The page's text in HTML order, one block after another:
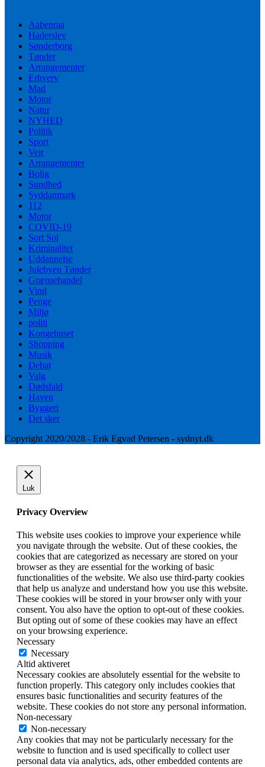
Aabenraa
Haderslev
Sønderborg
Tønder
Arrangementer
Erhverv
Mad
Motor
Natur
NYHED
Politik
Sport
Vejr
Arrangementer
Bolig
Sundhed
Syddanmark
112
Motor
COVID-19
Sort Sol
Kriminalitet
Uddannelse
Julebyen Tønder
Grænsehandel
Vind
Penge
Miljø
politi
Kongehuset
Shopping
Musik
Debat
Valg
Dødsfald
Haven
Byggeri
Det sker
Copyright 2020/2028 - Erik Egvad Petersen - sydnyt.dk
Luk
Privacy Overview
This website uses cookies to improve your experience while
you navigate through the website. Out of these cookies, the
cookies that are categorized as necessary are stored on your
browser as they are essential for the working of basic
functionalities of the website. We also use third-party cookies
that help us analyze and understand how you use this website.
These cookies will be stored in your browser only with your
consent. You also have the option to opt-out of these cookies.
But opting out of some of these cookies may have an effect
on your browsing experience.
Necessary
Necessary
Altid aktiveret
Necessary cookies are absolutely essential for the website to
function properly. This category only includes cookies that
ensures basic functionalities and security features of the
website. These cookies do not store any personal information.
Non-necessary
Non-necessary
Any cookies that may not be particularly necessary for the
website to function and is used specifically to collect user
personal data via analytics, ads, other embedded contents are